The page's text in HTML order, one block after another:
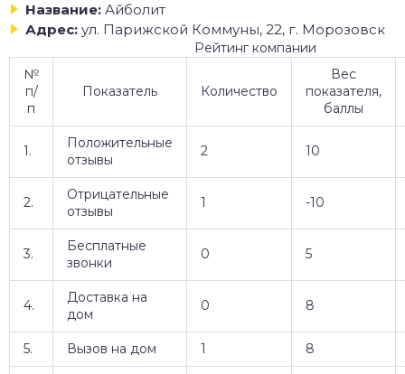
Название: Айболит
Адрес: ул. Парижской Коммуны, 22, г. Морозовск
Рейтинг компании
№
п/
п
Показатель Количество
Вес
показателя,
баллы
1.
Положительные
отзывы
2 10
2.
Отрицательные
отзывы
1 -10
3.
Бесплатные
звонки
0 5
4.
Доставка на
дом
0 8
5. Вызов на дом 1 8